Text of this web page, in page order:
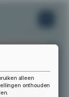
alleen
onthouden